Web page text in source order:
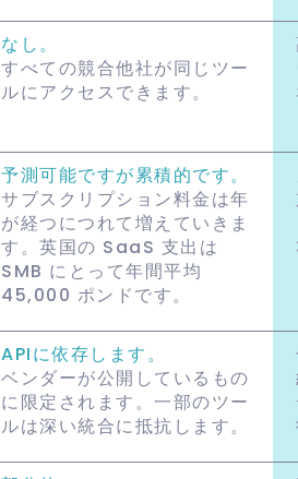
なし。
すべての競合他社が同じツー
ルにアクセスできます。
予測可能ですが累積的です。
サブスクリプション料金は年
が経つにつれて増えていきま
す。英国の SaaS 支出は
SMB にとって年間平均
45,000 ポンドです。
APIに依存します。
ベンダーが公開しているもの
に限定されます。一部のツー
ルは深い統合に抵抗します。